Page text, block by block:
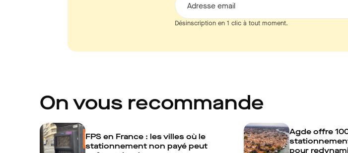
Adresse email
Désinscription en 1 clic à tout moment.
On vous recommande
FPS en France : les villes où le
stationnement non payé peut
Agde offre
pour